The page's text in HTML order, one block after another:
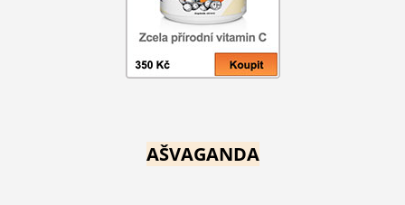
AŠVAGANDA